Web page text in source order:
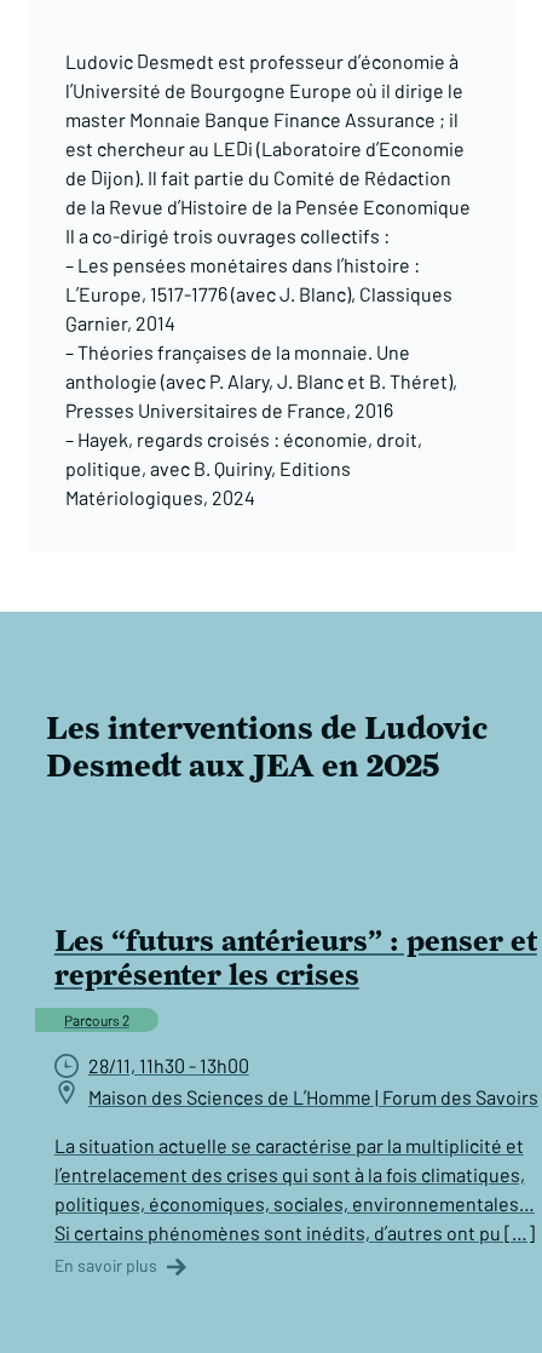
Ludovic Desmedt est professeur d’économie à
l’Université de Bourgogne Europe où il dirige le
master Monnaie Banque Finance Assurance ; il
est chercheur au LEDi (Laboratoire d’Economie
de Dijon). Il fait partie du Comité de Rédaction
de la Revue d’Histoire de la Pensée Economique
Il a co-dirigé trois ouvrages collectifs :
– Les pensées monétaires dans l’histoire :
L’Europe, 1517-1776 (avec J. Blanc), Classiques
Garnier, 2014
– Théories françaises de la monnaie. Une
anthologie (avec P. Alary, J. Blanc et B. Théret),
Presses Universitaires de France, 2016
– Hayek, regards croisés : économie, droit,
politique, avec B. Quiriny, Editions
Matériologiques, 2024
Les interventions de Ludovic
Desmedt aux JEA en 2025
Les “futurs antérieurs” : penser et
représenter les crises
Parcours 2
28/11, 11h30 - 13h00
Maison des Sciences de L’Homme | Forum des Savoirs
La situation actuelle se caractérise par la multiplicité et
l’entrelacement des crises qui sont à la fois climatiques,
politiques, économiques, sociales, environnementales…
Si certains phénomènes sont inédits, d’autres ont pu […]
En savoir plus